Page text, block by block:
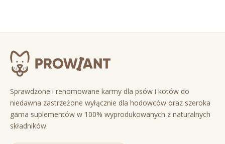
Sprawdzone i renomowane karmy dla psów i kotów do
niedawna zastrzeżone wyłącznie dla hodowców oraz szeroka
gama suplementów w 100% wyprodukowanych z naturalnych
składników.